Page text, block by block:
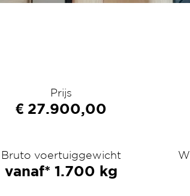
Prijs
€ 27.900,00
Bruto voertuiggewicht
vanaf* 1.700 kg